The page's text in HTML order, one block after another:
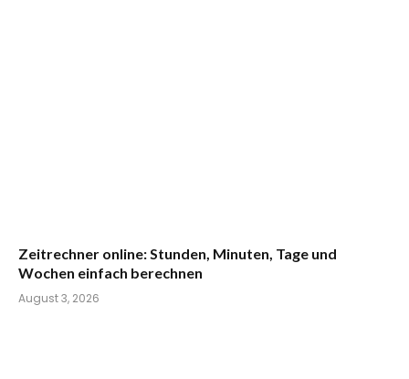
Zeitrechner online: Stunden, Minuten, Tage und
Wochen einfach berechnen
August 3, 2026